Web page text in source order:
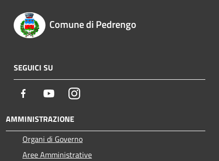
Comune di Pedrengo
SEGUICI SU
Facebook YoutubeInstagram
AMMINISTRAZIONE
Organi di Governo
Aree Amministrative